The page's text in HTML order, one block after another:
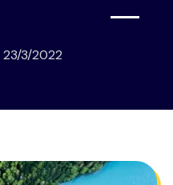
23/3/2022